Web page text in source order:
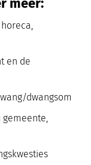
meer:
en de
dwangsom
gemeente,